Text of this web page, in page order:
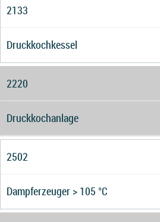
2133
Druckkochkessel
2220
Druckkochanlage
2502
Dampferzeuger > 105 °C